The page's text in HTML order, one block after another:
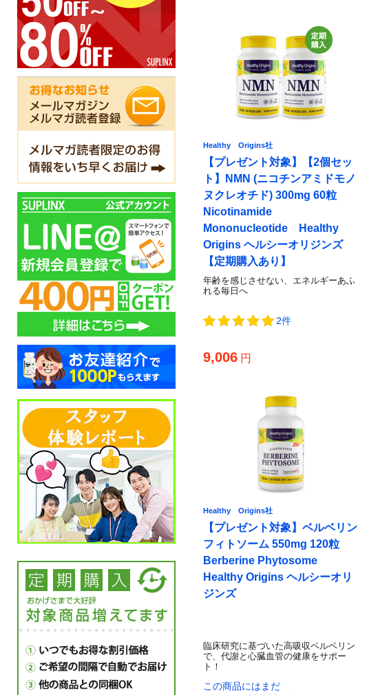
Healthy Origins社
【プレゼント対象】【2個セッ
ト】NMN (ニコチンアミドモノ
ヌクレオチド) 300mg 60粒
Nicotinamide
Mononucleotide Healthy
Origins ヘルシーオリジンズ
【定期購入あり】
年齢を感じさせない、エネルギーあふ
れる毎日へ
2件
9,006 円
Healthy Origins社
【プレゼント対象】ベルベリン
フィトソーム 550mg 120粒
Berberine Phytosome
Healthy Origins ヘルシーオリ
ジンズ
臨床研究に基づいた高吸収ベルベリン
で、代謝と心臓血管の健康をサポー
ト！
この商品にはまだ